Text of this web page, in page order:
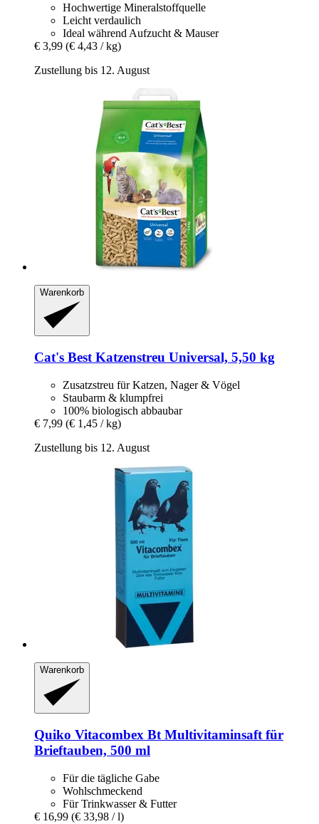
Hochwertige Mineralstoffquelle
Leicht verdaulich
Ideal während Aufzucht & Mauser
€ 3,99 (€ 4,43 / kg)
Zustellung bis 12. August
Warenkorb
Cat's Best Katzenstreu Universal, 5,50 kg
Zusatzstreu für Katzen, Nager & Vögel
Staubarm & klumpfrei
100% biologisch abbaubar
€ 7,99 (€ 1,45 / kg)
Zustellung bis 12. August
Warenkorb
Quiko Vitacombex Bt Multivitaminsaft für
Brieftauben, 500 ml
Für die tägliche Gabe
Wohlschmeckend
Für Trinkwasser & Futter
€ 16,99 (€ 33,98 / l)